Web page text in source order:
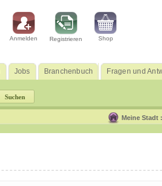
Anmelden Registrieren Shop
Jobs Branchenbuch Fragen und
Meine Stadt :